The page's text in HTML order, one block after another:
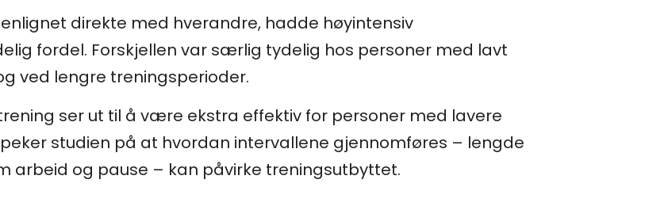
direkte med hverandre, hadde høyintensiv
fordel. Forskjellen var særlig tydelig hos personer med lavt
ved lengre treningsperioder.
ser ut til å være ekstra effektiv for personer med lavere
studien på at hvordan intervallene gjennomføres – lengde
arbeid og pause – kan påvirke treningsutbyttet.